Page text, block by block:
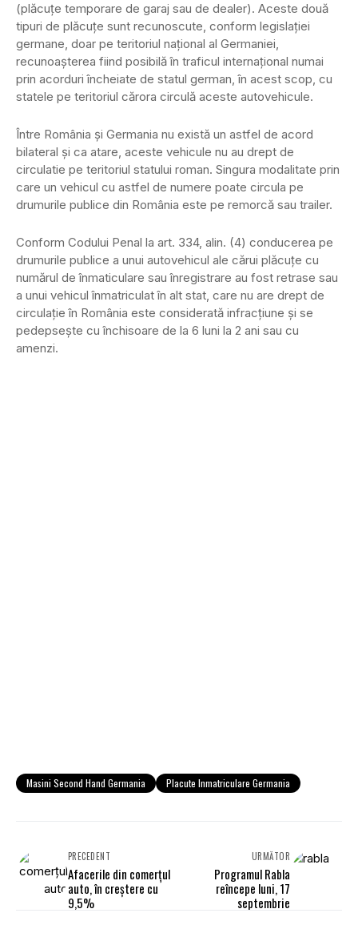
(plăcuţe temporare de garaj sau de dealer). Aceste două
tipuri de plăcuţe sunt recunoscute, conform legislaţiei
germane, doar pe teritoriul naţional al Germaniei,
recunoaşterea fiind posibilă în traficul internaţional numai
prin acorduri încheiate de statul german, în acest scop, cu
statele pe teritoriul cărora circulă aceste autovehicule.
Între România şi Germania nu există un astfel de acord
bilateral şi ca atare, aceste vehicule nu au drept de
circulatie pe teritoriul statului roman. Singura modalitate prin
care un vehicul cu astfel de numere poate circula pe
drumurile publice din România este pe remorcă sau trailer.
Conform Codului Penal la art. 334, alin. (4) conducerea pe
drumurile publice a unui autovehicul ale cărui plăcuţe cu
numărul de înmaticulare sau înregistrare au fost retrase sau
a unui vehicul înmatriculat în alt stat, care nu are drept de
circulaţie în România este considerată infracţiune şi se
pedepseşte cu închisoare de la 6 luni la 2 ani sau cu
amenzi.
Masini Second Hand Germania Placute Inmatriculare Germania
PRECEDENT
Afacerile din comerţul
auto, în creştere cu
9,5%
URMĂTOR
Programul Rabla
reîncepe luni, 17
septembrie